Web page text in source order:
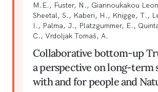
M.E., Fuster, N., Giannoukakou
Sheetal, S., Kaberi, H., Knigge, T.,
I., Palma, J., Platzgummer, E.,
C., Vrdoljak Tomaš, A.
Collaborative bottom-up
a perspective on long-term
with and for people and